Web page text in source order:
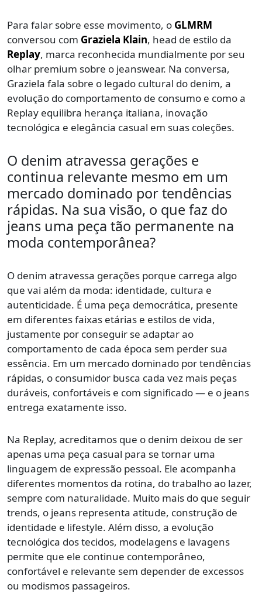
Para falar sobre esse movimento, o GLMRM
conversou com Graziela Klain, head de estilo da
Replay, marca reconhecida mundialmente por seu
olhar premium sobre o jeanswear. Na conversa,
Graziela fala sobre o legado cultural do denim, a
evolução do comportamento de consumo e como a
Replay equilibra herança italiana, inovação
tecnológica e elegância casual em suas coleções.
O denim atravessa gerações e
continua relevante mesmo em um
mercado dominado por tendências
rápidas. Na sua visão, o que faz do
jeans uma peça tão permanente na
moda contemporânea?
O denim atravessa gerações porque carrega algo
que vai além da moda: identidade, cultura e
autenticidade. É uma peça democrática, presente
em diferentes faixas etárias e estilos de vida,
justamente por conseguir se adaptar ao
comportamento de cada época sem perder sua
essência. Em um mercado dominado por tendências
rápidas, o consumidor busca cada vez mais peças
duráveis, confortáveis e com significado — e o jeans
entrega exatamente isso.
Na Replay, acreditamos que o denim deixou de ser
apenas uma peça casual para se tornar uma
linguagem de expressão pessoal. Ele acompanha
diferentes momentos da rotina, do trabalho ao lazer,
sempre com naturalidade. Muito mais do que seguir
trends, o jeans representa atitude, construção de
identidade e lifestyle. Além disso, a evolução
tecnológica dos tecidos, modelagens e lavagens
permite que ele continue contemporâneo,
confortável e relevante sem depender de excessos
ou modismos passageiros.